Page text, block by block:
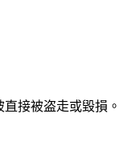
接被盗走或毀損。